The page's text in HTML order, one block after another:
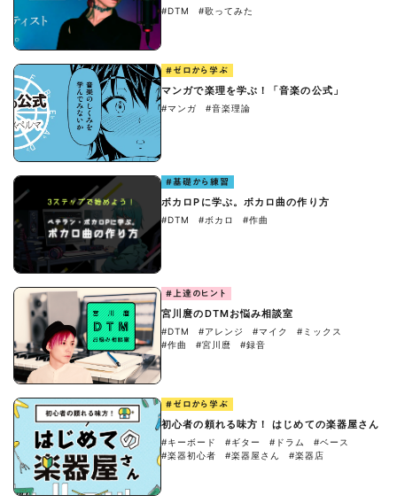
#DTM #歌ってみた
#ゼロから学ぶ
マンガで楽理を学ぶ！「音楽の公式」
#マンガ #音楽理論
#基礎から練習
ボカロPに学ぶ。ボカロ曲の作り方
#DTM #ボカロ #作曲
#上達のヒント
宮川麿のDTMお悩み相談室
#DTM #アレンジ #マイク
#ミックス
#作曲
#宮川麿 #録音
#ゼロから学ぶ
初心者の頼れる味方！ はじめての楽器屋さん
#キーボード #ギター #ドラム
#ベース
#楽器初心者
#楽器屋さん #楽器店